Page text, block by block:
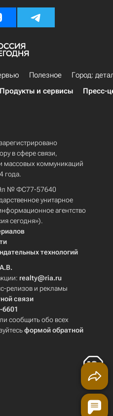
Полезное
Город:
Продукты и сервисы Пресс-
в сфере связи,
массовых коммуникаций
года.
Эл № ФС77-57640
унитарное
агентство
сегодня»).
технологий
realty@ria.ru
релизов и рекламы
связи
6601
сообщить обо всех
формой обратной